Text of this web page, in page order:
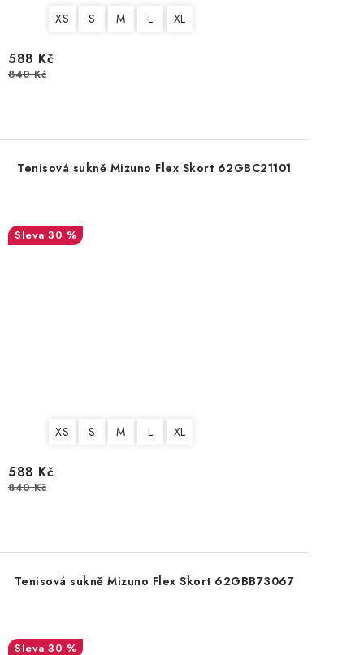
XS S M L XL
588 Kč
840 Kč
Tenisová sukně Mizuno Flex Skort 62GBC21101
30 %
XS S M L XL
588 Kč
840 Kč
Tenisová sukně Mizuno Flex Skort 62GBB73067
30 %